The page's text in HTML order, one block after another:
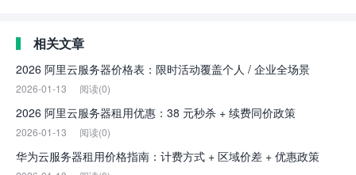
相关文章
2026 阿里云服务器价格表：限时活动覆盖个人 / 企业全场景
2026-01-13 阅读(0)
2026 阿里云服务器租用优惠：38 元秒杀 + 续费同价政策
2026-01-13 阅读(0)
华为云服务器租用价格指南：计费方式 + 区域价差 + 优惠政策